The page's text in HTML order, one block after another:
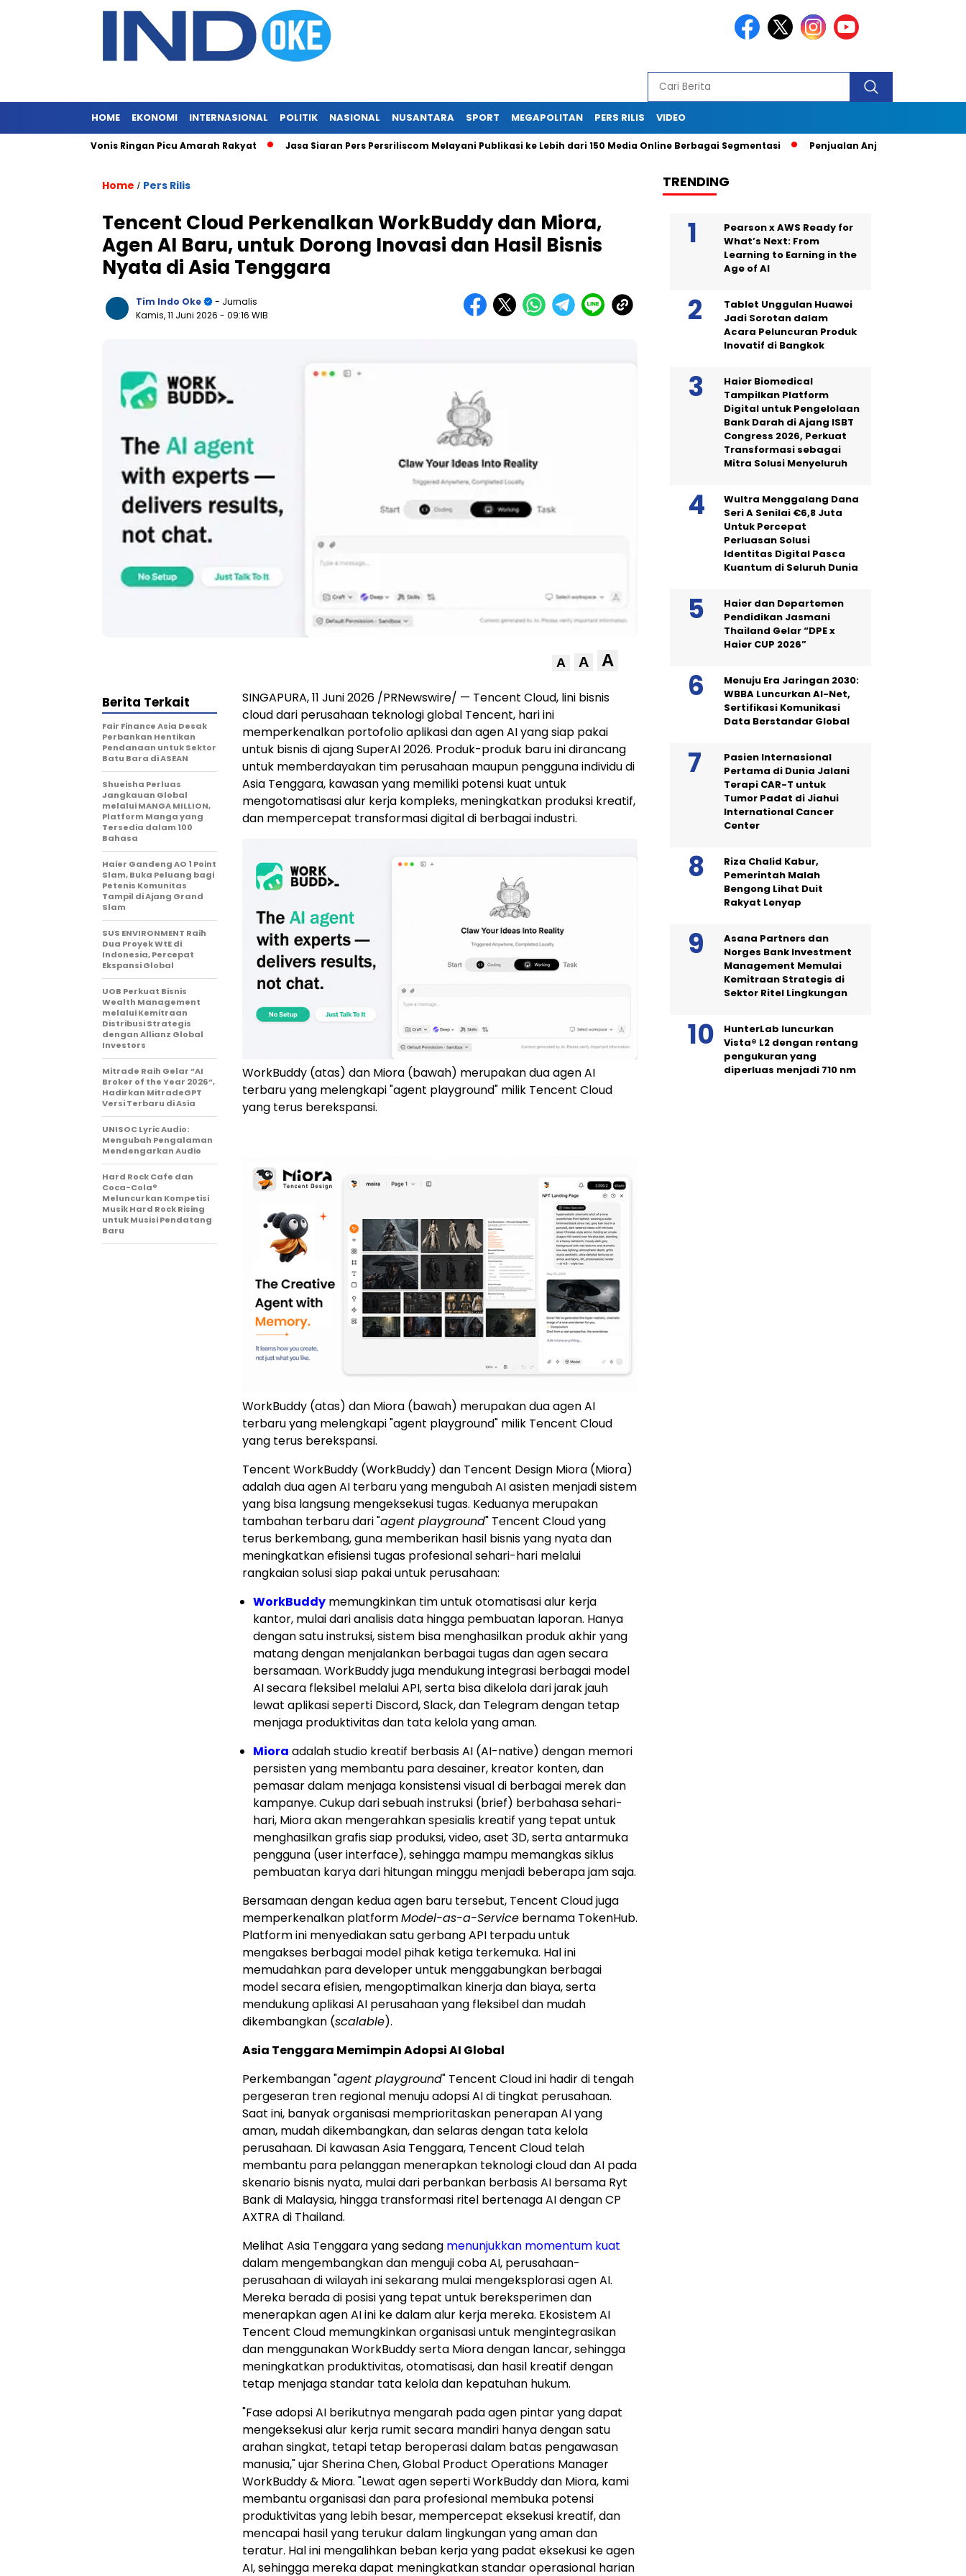
HOME EKONOMI INTERNASIONAL POLITIK NASIONAL NUSANTARA SPORT MEGAPOLITAN PERS RILIS VIDEO
Vonis Ringan Picu Amarah Rakyat Jasa Siaran Pers Persriliscom Melayani Publikasi ke Lebih dari 150 Media Online Berbagai Segmentasi Penjualan Anjlok, Coca Cola Tutup
Home / Pers Rilis
Tencent Cloud Perkenalkan WorkBuddy dan Miora,
Agen AI Baru, untuk Dorong Inovasi dan Hasil Bisnis
Nyata di Asia Tenggara
Tim Indo Oke
- Jurnalis
Kamis, 11 Juni 2026 - 09:16 WIB
A A A
SINGAPURA, 11 Juni 2026 /PRNewswire/ — Tencent Cloud, lini bisnis
cloud dari perusahaan teknologi global Tencent, hari ini
memperkenalkan portofolio aplikasi dan agen AI yang siap pakai
untuk bisnis di ajang SuperAI 2026. Produk-produk baru ini dirancang
untuk memberdayakan tim perusahaan maupun pengguna individu di
Asia Tenggara, kawasan yang memiliki potensi kuat untuk
mengotomatisasi alur kerja kompleks, meningkatkan produksi kreatif,
dan mempercepat transformasi digital di berbagai industri.
WorkBuddy (atas) dan Miora (bawah) merupakan dua agen AI
terbaru yang melengkapi "agent playground" milik Tencent Cloud
yang terus berekspansi.
WorkBuddy (atas) dan Miora (bawah) merupakan dua agen AI
terbaru yang melengkapi "agent playground" milik Tencent Cloud
yang terus berekspansi.
Tencent WorkBuddy (WorkBuddy) dan Tencent Design Miora (Miora)
adalah dua agen AI terbaru yang mengubah AI asisten menjadi sistem
yang bisa langsung mengeksekusi tugas. Keduanya merupakan
tambahan terbaru dari "agent playground" Tencent Cloud yang
terus berkembang, guna memberikan hasil bisnis yang nyata dan
meningkatkan efisiensi tugas profesional sehari-hari melalui
rangkaian solusi siap pakai untuk perusahaan:
WorkBuddy memungkinkan tim untuk otomatisasi alur kerja
kantor, mulai dari analisis data hingga pembuatan laporan. Hanya
dengan satu instruksi, sistem bisa menghasilkan produk akhir yang
matang dengan menjalankan berbagai tugas dan agen secara
bersamaan. WorkBuddy juga mendukung integrasi berbagai model
AI secara fleksibel melalui API, serta bisa dikelola dari jarak jauh
lewat aplikasi seperti Discord, Slack, dan Telegram dengan tetap
menjaga produktivitas dan tata kelola yang aman.
Miora adalah studio kreatif berbasis AI (AI-native) dengan memori
persisten yang membantu para desainer, kreator konten, dan
pemasar dalam menjaga konsistensi visual di berbagai merek dan
kampanye. Cukup dari sebuah instruksi (brief) berbahasa sehari-
hari, Miora akan mengerahkan spesialis kreatif yang tepat untuk
menghasilkan grafis siap produksi, video, aset 3D, serta antarmuka
pengguna (user interface), sehingga mampu memangkas siklus
pembuatan karya dari hitungan minggu menjadi beberapa jam saja.
Bersamaan dengan kedua agen baru tersebut, Tencent Cloud juga
memperkenalkan platformModel-as-a-Service bernama TokenHub.
Platform ini menyediakan satu gerbang API terpadu untuk
mengakses berbagai model pihak ketiga terkemuka. Hal ini
memudahkan para developer untuk menggabungkan berbagai
model secara efisien, mengoptimalkan kinerja dan biaya, serta
mendukung aplikasi AI perusahaan yang fleksibel dan mudah
dikembangkan (scalable).
Asia Tenggara Memimpin Adopsi AI Global
Perkembangan "agent playground" Tencent Cloud ini hadir di tengah
pergeseran tren regional menuju adopsi AI di tingkat perusahaan.
Saat ini, banyak organisasi memprioritaskan penerapan AI yang
aman, mudah dikembangkan, dan selaras dengan tata kelola
perusahaan. Di kawasan Asia Tenggara, Tencent Cloud telah
membantu para pelanggan menerapkan teknologi cloud dan AI pada
skenario bisnis nyata, mulai dari perbankan berbasis AI bersama Ryt
Bank di Malaysia, hingga transformasi ritel bertenaga AI dengan CP
AXTRA di Thailand.
Melihat Asia Tenggara yang sedang menunjukkan momentum kuat
dalam mengembangkan dan menguji coba AI, perusahaan-
perusahaan di wilayah ini sekarang mulai mengeksplorasi agen AI.
Mereka berada di posisi yang tepat untuk bereksperimen dan
menerapkan agen AI ini ke dalam alur kerja mereka. Ekosistem AI
Tencent Cloud memungkinkan organisasi untuk mengintegrasikan
dan menggunakan WorkBuddy serta Miora dengan lancar, sehingga
meningkatkan produktivitas, otomatisasi, dan hasil kreatif dengan
tetap menjaga standar tata kelola dan kepatuhan hukum.
"Fase adopsi AI berikutnya mengarah pada agen pintar yang dapat
mengeksekusi alur kerja rumit secara mandiri hanya dengan satu
arahan singkat, tetapi tetap beroperasi dalam batas pengawasan
manusia," ujar Sherina Chen, Global Product Operations Manager
WorkBuddy & Miora. "Lewat agen seperti WorkBuddy dan Miora, kami
membantu organisasi dan para profesional membuka potensi
produktivitas yang lebih besar, mempercepat eksekusi kreatif, dan
mencapai hasil yang terukur dalam lingkungan yang aman dan
teratur. Hal ini mengalihkan beban kerja yang padat eksekusi ke agen
AI, sehingga mereka dapat meningkatkan standar operasional harian
Berita Terkait
Fair Finance Asia Desak
Perbankan Hentikan
Pendanaan untuk Sektor
Batu Bara di ASEAN
Shueisha Perluas
Jangkauan Global
melalui MANGA MILLION,
Platform Manga yang
Tersedia dalam 100
Bahasa
Haier Gandeng AO 1 Point
Slam, Buka Peluang bagi
Petenis Komunitas
Tampil di Ajang Grand
Slam
SUS ENVIRONMENT Raih
Dua Proyek WtE di
Indonesia, Percepat
Ekspansi Global
UOB Perkuat Bisnis
Wealth Management
melalui Kemitraan
Distribusi Strategis
dengan Allianz Global
Investors
Mitrade Raih Gelar “AI
Broker of the Year 2026”,
Hadirkan MitradeGPT
Versi Terbaru di Asia
UNISOC Lyric Audio:
Mengubah Pengalaman
Mendengarkan Audio
Hard Rock Cafe dan
Coca-Cola®
Meluncurkan Kompetisi
Musik Hard Rock Rising
untuk Musisi Pendatang
Baru
TRENDING
Pearson x AWS Ready for
What’s Next: From
Learning to Earning in the
Age of AI
Tablet Unggulan Huawei
Jadi Sorotan dalam
Acara Peluncuran Produk
Inovatif di Bangkok
Haier Biomedical
Tampilkan Platform
Digital untuk Pengelolaan
Bank Darah di Ajang ISBT
Congress 2026, Perkuat
Transformasi sebagai
Mitra Solusi Menyeluruh
Wultra Menggalang Dana
Seri A Senilai €6,8 Juta
Untuk Percepat
Perluasan Solusi
Identitas Digital Pasca
Kuantum di Seluruh Dunia
Haier dan Departemen
Pendidikan Jasmani
Thailand Gelar “DPE x
Haier CUP 2026”
Menuju Era Jaringan 2030:
WBBA Luncurkan AI-Net,
Sertifikasi Komunikasi
Data Berstandar Global
Pasien Internasional
Pertama di Dunia Jalani
Terapi CAR-T untuk
Tumor Padat di Jiahui
International Cancer
Center
Riza Chalid Kabur,
Pemerintah Malah
Bengong Lihat Duit
Rakyat Lenyap
Asana Partners dan
Norges Bank Investment
Management Memulai
Kemitraan Strategis di
Sektor Ritel Lingkungan
HunterLab luncurkan
Vista® L2 dengan rentang
pengukuran yang
diperluas menjadi 710 nm